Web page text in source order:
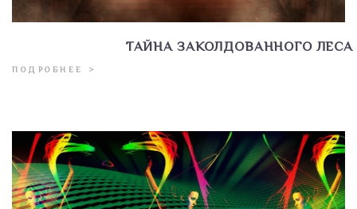
ТАЙНА ЗАКОЛДОВАННОГО ЛЕСА
ПОДРОБНЕЕ >